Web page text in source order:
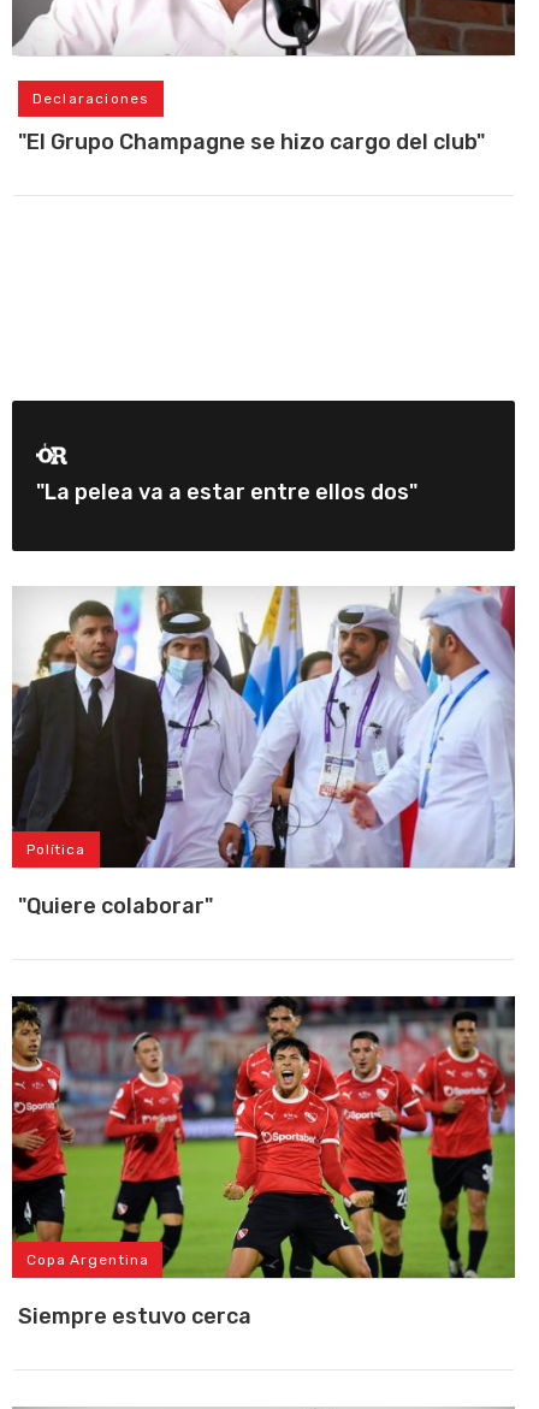
Declaraciones
"El Grupo Champagne se hizo cargo del club"
"La pelea va a estar entre ellos dos"
Política
"Quiere colaborar"
Copa Argentina
Siempre estuvo cerca